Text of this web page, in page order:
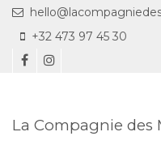
Aller au contenu principal
+32 473 97 45 30
La Compagnie des